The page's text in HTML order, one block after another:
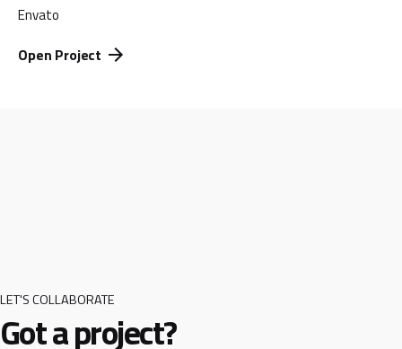
Envato
Open Project
LET'S COLLABORATE
Got a project?